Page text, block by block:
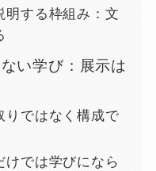
明する枠組み：文
い学び：展示は
りではなく構成で
けでは学びになら